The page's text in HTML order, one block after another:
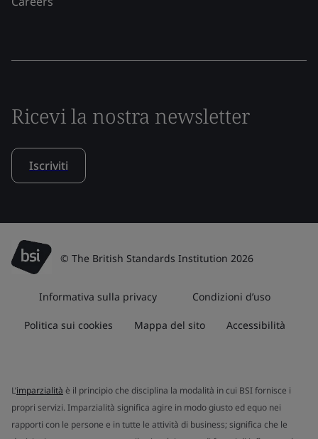
Ricevi la nostra newsletter
Iscriviti
© The British Standards Institution 2026
Informativa sulla privacy Condizioni d’uso
Politica sui cookies Mappa del sito Accessibilità
L’imparzialità è il principio che disciplina la modalità in cui BSI fornisce i
propri servizi. Imparzialità significa agire in modo giusto ed equo nei
rapporti con le persone e in tutte le attività di business; significa che le